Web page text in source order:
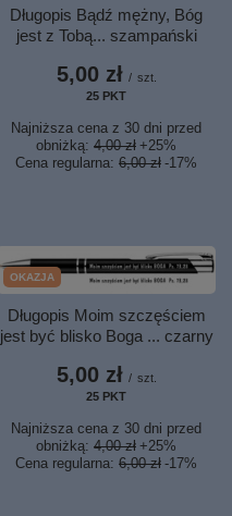
Długopis Bądź mężny, Bóg
jest z Tobą... szampański
5,00 zł / szt.
25 PKT
Najniższa cena z 30 dni przed
obniżką: 4,00 zł +25%
Cena regularna: 6,00 zł -17%
OKAZJA
Długopis Moim szczęściem
jest być blisko Boga ... czarny
5,00 zł / szt.
25 PKT
Najniższa cena z 30 dni przed
obniżką: 4,00 zł +25%
Cena regularna: 6,00 zł -17%